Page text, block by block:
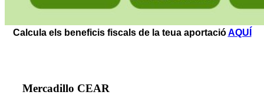
Calcula els beneficis fiscals de la teua aportacióAQUÍ
Mercadillo CEAR